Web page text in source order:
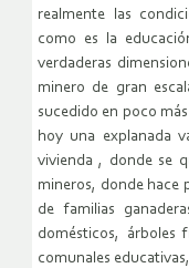
realmente las
como es la
verdaderas
minero de gran
sucedido en poco
hoy una explanada
vivienda , donde se
mineros, donde hace
de familias
domésticos, árboles
comunales